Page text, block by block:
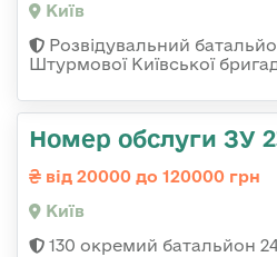
Київ
Розвідувальний
Штурмової Київської
Номер обслуги ЗУ
від 20000 до 120000 грн
Київ
130 окремий батальйон